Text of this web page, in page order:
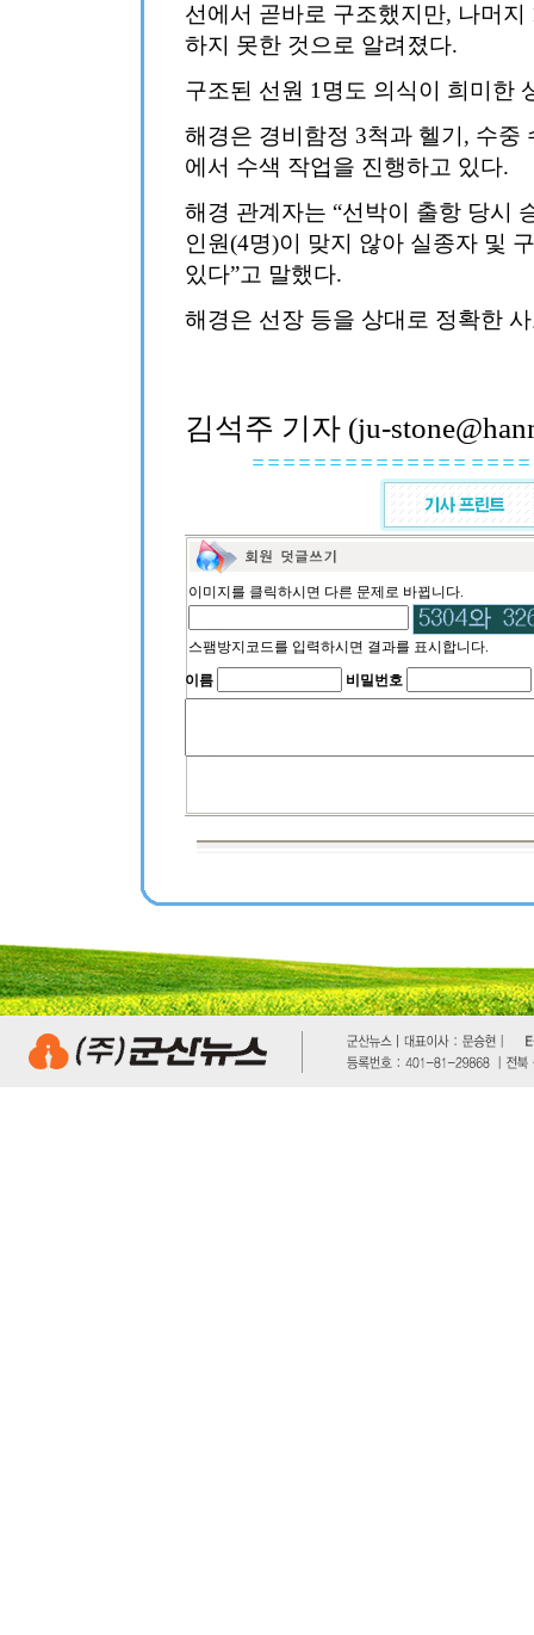
선에서 곧바로 구조했지만, 나머
하지 못한 것으로 알려졌다.
구조된 선원 1명도 의식이 희미한
해경은 경비함정 3척과 헬기, 수중
에서 수색 작업을 진행하고 있다.
해경 관계자는 “선박이 출항 당시
인원(4명)이 맞지 않아 실종자 및
있다”고 말했다.
해경은 선장 등을 상대로 정확한
김석주 기자 (ju-
이미지를 클릭하시면 다른 문제로 바뀝니다.
스팸방지코드를 입력하시면 결과를 표시합니다.
이름
비밀번호